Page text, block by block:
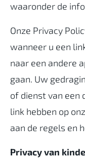
waaronder de
Onze Privacy
wanneer u een
naar een andere
gaan. Uw
of dienst van een
link hebben op
aan de regels en
Privacy van